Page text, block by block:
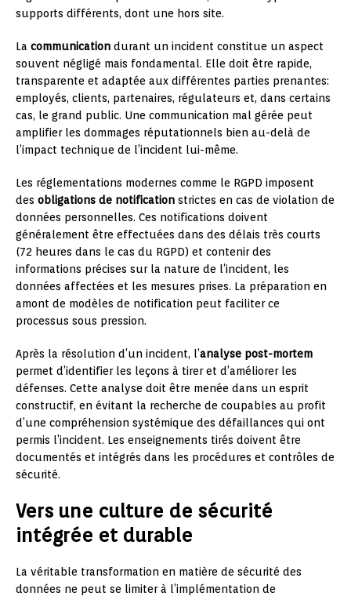
supports différents, dont une hors site.
La communication durant un incident constitue un aspect
souvent négligé mais fondamental. Elle doit être rapide,
transparente et adaptée aux différentes parties prenantes:
employés, clients, partenaires, régulateurs et, dans certains
cas, le grand public. Une communication mal gérée peut
amplifier les dommages réputationnels bien au-delà de
l’impact technique de l’incident lui-même.
Les réglementations modernes comme le RGPD imposent
des obligations de notification strictes en cas de violation de
données personnelles. Ces notifications doivent
généralement être effectuées dans des délais très courts
(72 heures dans le cas du RGPD) et contenir des
informations précises sur la nature de l’incident, les
données affectées et les mesures prises. La préparation en
amont de modèles de notification peut faciliter ce
processus sous pression.
Après la résolution d’un incident, l’analyse post-mortem
permet d’identifier les leçons à tirer et d’améliorer les
défenses. Cette analyse doit être menée dans un esprit
constructif, en évitant la recherche de coupables au profit
d’une compréhension systémique des défaillances qui ont
permis l’incident. Les enseignements tirés doivent être
documentés et intégrés dans les procédures et contrôles de
sécurité.
Vers une culture de sécurité
intégrée et durable
La véritable transformation en matière de sécurité des
données ne peut se limiter à l’implémentation de